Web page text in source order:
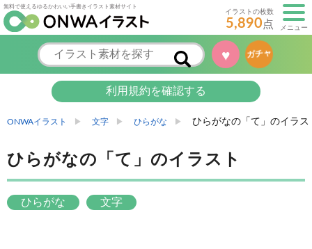
無料で使えるゆるかわいい手書きイラスト素材サイト
イラストの枚数
5,890点 メニュー
♥ ガチャ
利用規約を確認する
ONWAイラスト 文字 ひらがな ひらがなの「て」のイラス
ひらがなの「て」のイラスト
ひらがな 文字